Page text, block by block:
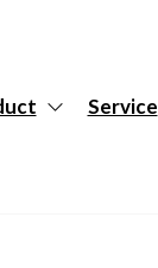
Service